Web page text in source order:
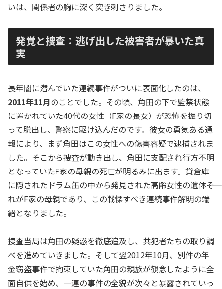
いは、関係者の胸に深く突き刺さりました。
発覚と捜査：逃げ出した被害者が暴いた真
実
長年闇に潜んでいた連続事件がついに表面化したのは、
2011年11月のことでした。その頃、角田の下で監禁状態
に置かれていた40代の女性（F家の長女）が恐怖を振り切
って脱出し、警察に駆け込んだのです。彼女の勇気ある通
報により、まず角田はこの女性への傷害容疑で逮捕されま
した。そこから捜査が動き出し、角田に支配され行方不明
となっていたF家の母親の死亡が明るみに出ます。貸倉庫
に隠されたドラム缶の中から発見された高齢女性の遺体――そ
れがF家の母親であり、この戦慄すべき連続事件解明の端
緒となりました。
捜査当局は角田の疑惑を徹底追及し、共犯者たちの取り調
べを進めていきました。そして翌2012年10月、別件の年
金窃盗事件で拘束していた角田の親族が観念したように全
面自供を始め、一連の事件の全貌が次々と暴露されていっ